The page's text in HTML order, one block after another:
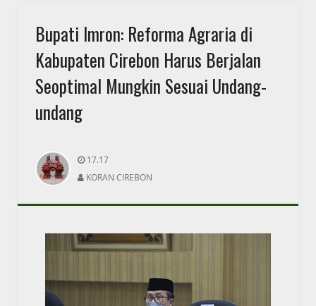
Bupati Imron: Reforma Agraria di
Kabupaten Cirebon Harus Berjalan
Seoptimal Mungkin Sesuai Undang-
undang
17.17
KORAN CIREBON